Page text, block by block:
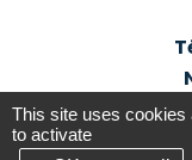
This site uses cookies
to activate